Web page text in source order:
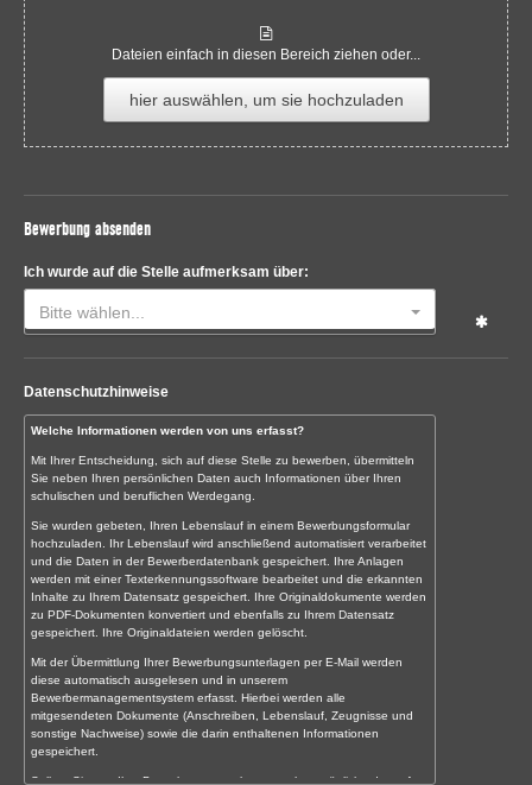
Dateien einfach in diesen Bereich ziehen oder...
hier auswählen, um sie hochzuladen
Bewerbung absenden
Ich wurde auf die Stelle aufmerksam über:
Bitte wählen...
Datenschutzhinweise
Welche Informationen werden von uns erfasst?
Mit Ihrer Entscheidung, sich auf diese Stelle zu bewerben, übermitteln
Sie neben Ihren persönlichen Daten auch Informationen über Ihren
schulischen und beruflichen Werdegang.
Sie wurden gebeten, Ihren Lebenslauf in einem Bewerbungsformular
hochzuladen. Ihr Lebenslauf wird anschließend automatisiert verarbeitet
und die Daten in der Bewerberdatenbank gespeichert. Ihre Anlagen
werden mit einer Texterkennungssoftware bearbeitet und die erkannten
Inhalte zu Ihrem Datensatz gespeichert. Ihre Originaldokumente werden
zu PDF-Dokumenten konvertiert und ebenfalls zu Ihrem Datensatz
gespeichert. Ihre Originaldateien werden gelöscht.
Mit der Übermittlung Ihrer Bewerbungsunterlagen per E-Mail werden
diese automatisch ausgelesen und in unserem
Bewerbermanagementsystem erfasst. Hierbei werden alle
mitgesendeten Dokumente (Anschreiben, Lebenslauf, Zeugnisse und
sonstige Nachweise) sowie die darin enthaltenen Informationen
gespeichert.
Sollten Sie uns Ihre Bewerbungsunterlagen noch persönlich oder auf